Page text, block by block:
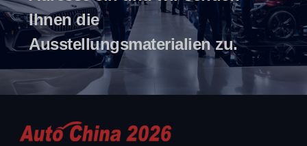
Ihnen die
Ausstellungsmaterialien zu.